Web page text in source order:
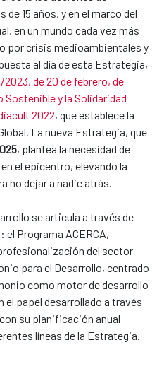
de 15 años, y en el marco del
en un mundo cada vez más
por crisis medioambientales y
al día de esta Estrategia,
2023, de 20 de febrero, de
y la Solidaridad
2022, que establece la
La nueva Estrategia, que
, plantea la necesidad de
el epicentro, elevando la
no dejar a nadie atrás.
se articula a través de
Programa ACERCA,
del sector
para el Desarrollo, centrado
como motor de desarrollo
el papel desarrollado a través
su planificación anual
líneas de la Estrategia.